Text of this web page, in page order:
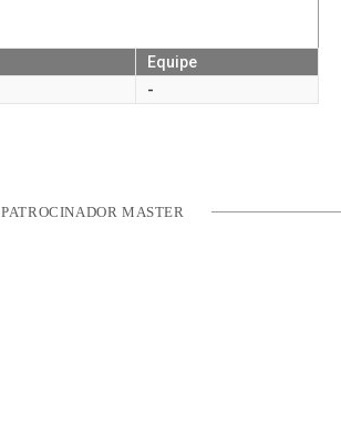
Equipe
-
PATROCINADOR MASTER